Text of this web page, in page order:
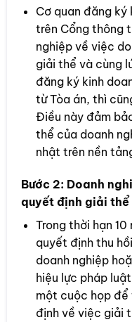
Cơ quan đăng ký
trên Cổng thông
nghiệp về việc
giải thể và cùng
đăng ký kinh
từ Tòa án, thì
Điều này đảm
thể của doanh
nhật trên nền
Bước 2: Doanh
quyết định giải thể
Trong thời hạn
quyết định thu
doanh nghiệp
hiệu lực pháp
một cuộc họp để
định về việc giải